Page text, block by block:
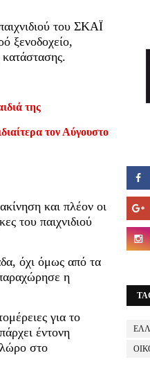
του ΣΚΑΪ
ξενοδοχείο,
κατάστασης.
της
τον Αύγουστο
και πλέον οι
του παιχνιδιού
όχι όμως από τα
η
για το
έντονη
στο